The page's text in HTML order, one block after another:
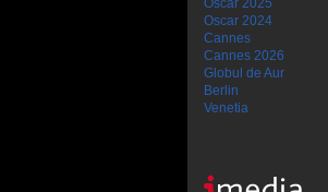
Oscar 2025
Oscar 2024
Cannes
Cannes 2026
Globul de Aur
Berlin
Venetia